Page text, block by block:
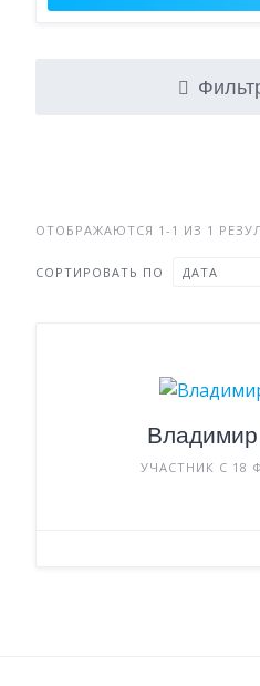
ОТОБРАЖАЮТСЯ 1-1 ИЗ 1
СОРТИРОВАТЬ ПО
УЧАСТНИК С 18